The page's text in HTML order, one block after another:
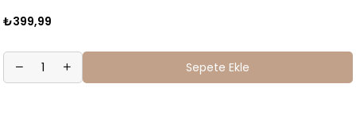
₺399,99
Sepete Ekle